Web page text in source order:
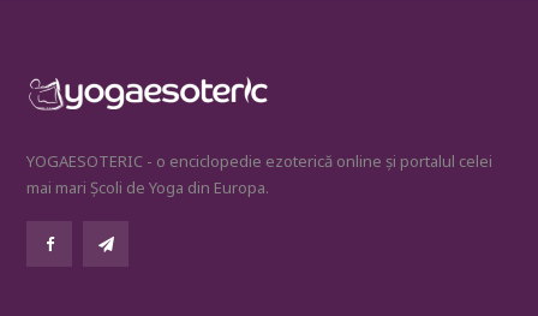
YOGAESOTERIC - o enciclopedie ezoterică online și portalul celei
mai mari Școli de Yoga din Europa.